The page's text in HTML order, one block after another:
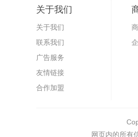
关于我们
关于我们
联系我们
广告服务
友情链接
合作加盟
网页内的所有